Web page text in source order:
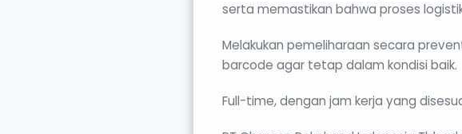
serta memastikan bahwa proses
Melakukan pemeliharaan secara
barcode agar tetap dalam kondisi baik.
Full-time, dengan jam kerja yang